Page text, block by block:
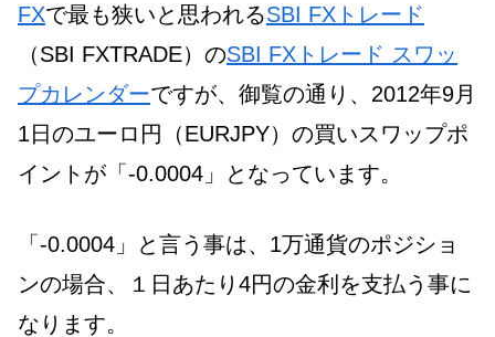
FXで最も狭いと思われるSBI FXトレード
（SBI FXTRADE）のSBI FXトレード スワッ
プカレンダーですが、御覧の通り、2012年9月
1日のユーロ円（EURJPY）の買いスワップポ
イントが「-0.0004」となっています。
「-0.0004」と言う事は、1万通貨のポジショ
ンの場合、１日あたり4円の金利を支払う事に
なります。